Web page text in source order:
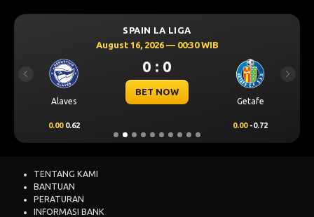
SPAIN LA LIGA
August 16, 2026 — 00:30 WIB
Alaves
0 : 0
BET NOW
Getafe
0.00 0.62 0.00 -0.72
Previous Next
TENTANG KAMI
BANTUAN
PERATURAN
INFORMASI BANK